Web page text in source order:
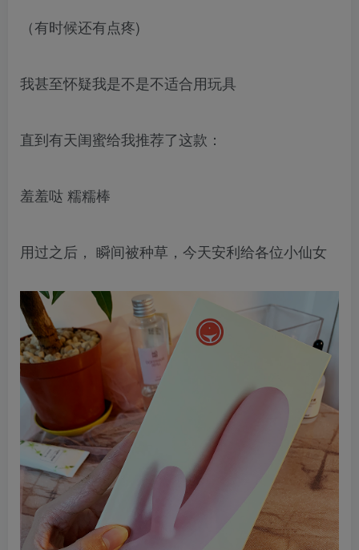
（有时候还有点疼)
我甚至怀疑我是不是不适合用玩具
直到有天闺蜜给我推荐了这款：
羞羞哒 糯糯棒
用过之后， 瞬间被种草，今天安利给各位小仙女